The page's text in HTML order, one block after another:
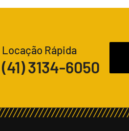
Locação Rápida
(41) 3134-6050